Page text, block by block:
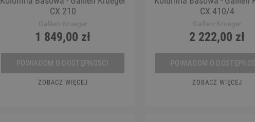
CX 210
Gallien-Krueger
1 849,00 zł
POWIADOM O DOSTĘPNOŚCI
ZOBACZ WIĘCEJ
CX 410/4
Gallien-Krueger
2 222,00 zł
POWIADOM O
ZOBACZ WIĘCEJ